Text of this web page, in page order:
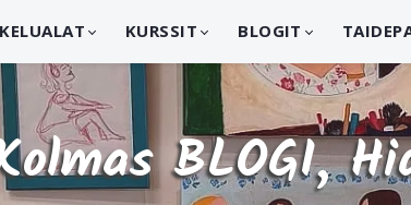
KURSSIT BLOGIT
BLOGI,